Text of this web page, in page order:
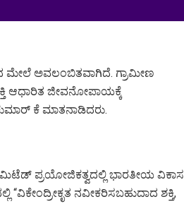
ಮೇಲೆ ಅವಲಂಬಿತವಾಗಿದೆ. ಗ್ರಾಮೀಣ
ಆಧಾರಿತ ಜೀವನೋಪಾಯಕ್ಕೆ‌
ಕೆ ಮಾತನಾಡಿದರು.
ಪ್ರಯೋಜಿಕತ್ವದಲ್ಲಿ ಭಾರತೀಯ ವಿಕಾಸ
ನವೀಕರಿಸಬಹುದಾದ ಶಕ್ತಿ,